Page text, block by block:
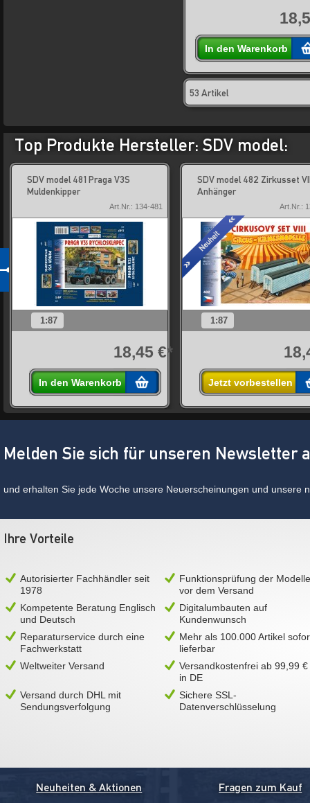
In den Warenkorb
53 Artikel
Top Produkte Hersteller: SDV model:
SDV model 481 Praga V3S
Muldenkipper
Art.Nr.: 134-481
1:87
18,45 €*
In den Warenkorb
SDV model 482 Zirkusset
Anhänger
Art.Nr.:
1:87
Jetzt vorbestellen
Melden Sie sich für unseren Newsletter
und erhalten Sie jede Woche unsere Neuerscheinungen und unsere
Ihre Vorteile
Autorisierter Fachhändler seit
1978
Funktionsprüfung der Modelle
vor dem Versand
Kompetente Beratung Englisch
und Deutsch
Digitalumbauten auf
Kundenwunsch
Reparaturservice durch eine
Fachwerkstatt
Mehr als 100.000 Artikel
lieferbar
Weltweiter Versand
Versandkostenfrei ab 99,99 €
in DE
Versand durch DHL mit
Sendungsverfolgung
Sichere SSL-
Datenverschlüsselung
Neuheiten & Aktionen Fragen zum Kauf